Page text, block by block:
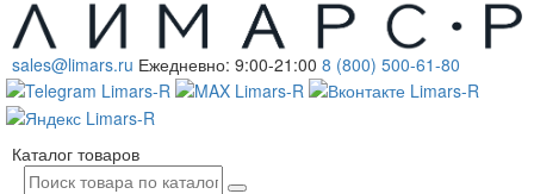
sales@limars.ru Ежедневно: 9:00-21:00 8 (800) 500-61-80
Каталог товаров